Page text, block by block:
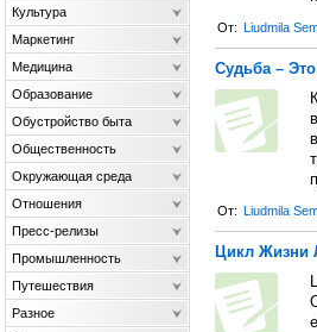
От: Liudmila
Судьба –
От: Liudmila
Цикл Жизни
Культура
Маркетинг
Медицина
Образование
Обустройство быта
Общественность
Окружающая среда
Отношения
Пресс-релизы
Промышленность
Путешествия
Разное